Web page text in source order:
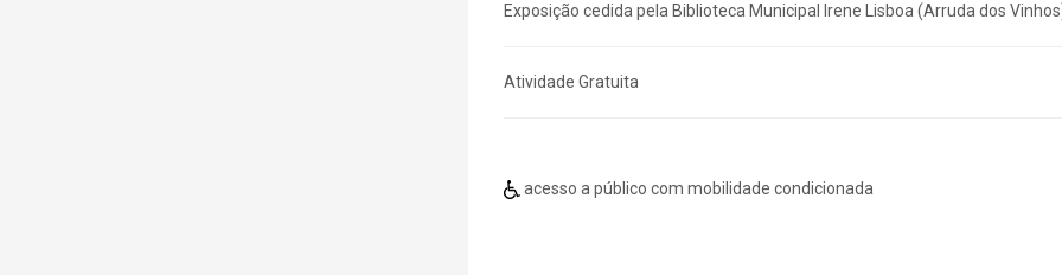
Exposição cedida pela Biblioteca Municipal Irene Lisboa (Arruda dos
Atividade Gratuita
acesso a público com mobilidade condicionada